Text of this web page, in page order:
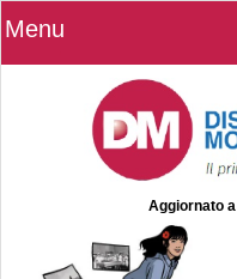
Menu
Aggiornato a